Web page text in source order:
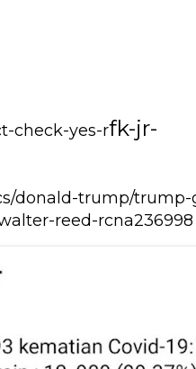
check-yes-rfk-jr-
donald-trump/trump-
reed-rcna236998